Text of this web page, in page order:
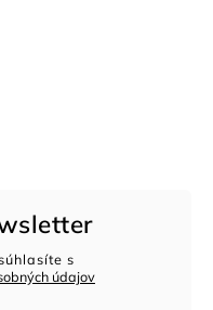
s
údajov